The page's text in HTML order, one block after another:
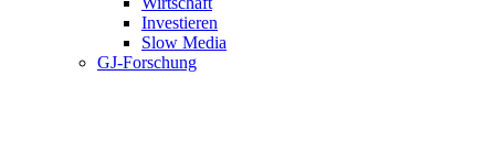
Investieren
Slow Media
GJ-Forschung